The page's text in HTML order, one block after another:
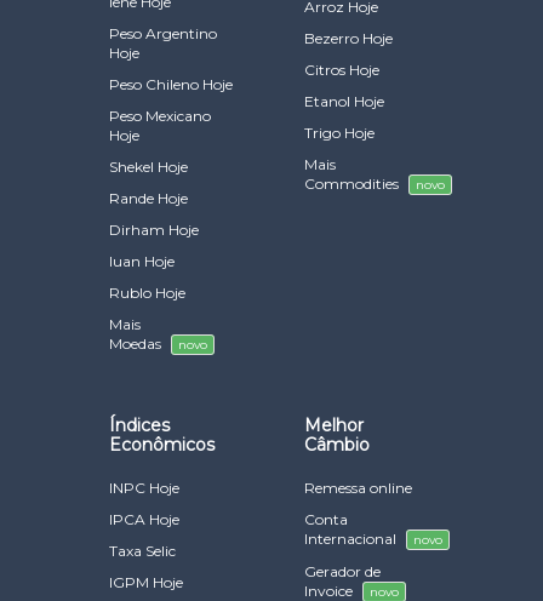
Peso Argentino
Hoje
Peso Chileno Hoje
Peso Mexicano
Hoje
Shekel Hoje
Rande Hoje
Dirham Hoje
Iuan Hoje
Rublo Hoje
Mais
Moedas
novo
Arroz Hoje
Bezerro Hoje
Citros Hoje
Etanol Hoje
Trigo Hoje
Mais
Commodities
novo
Índices
Econômicos
INPC Hoje
IPCA Hoje
Taxa Selic
IGPM Hoje
Melhor
Câmbio
Remessa online
Conta
Internacional
novo
Gerador de
Invoice
novo